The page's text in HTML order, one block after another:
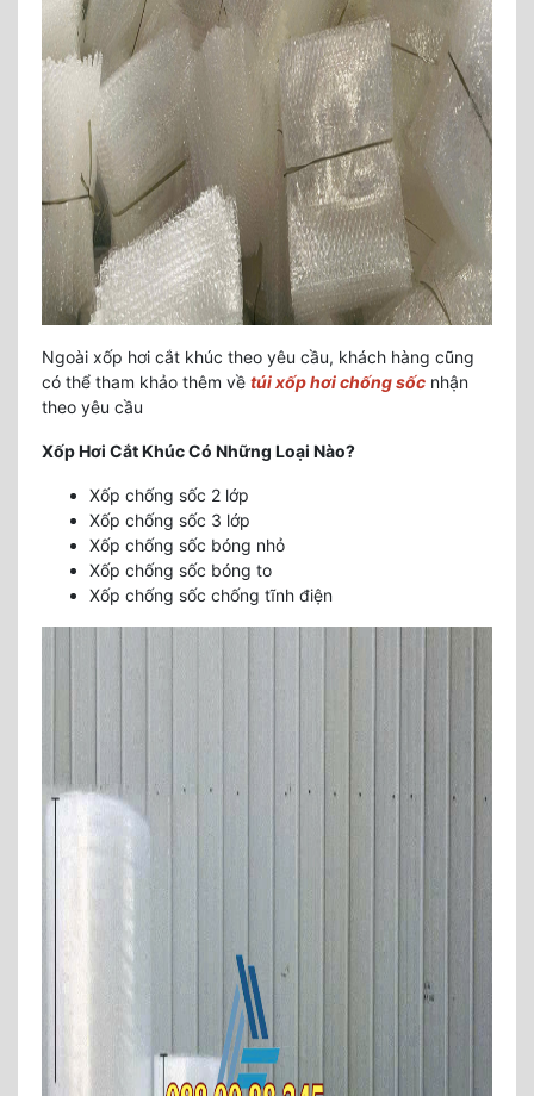
Ngoài xốp hơi cắt khúc theo yêu cầu, khách hàng cũng
có thể tham khảo thêm về túi xốp hơi chống sốc nhận
theo yêu cầu
Xốp Hơi Cắt Khúc Có Những Loại Nào?
Xốp chống sốc 2 lớp
Xốp chống sốc 3 lớp
Xốp chống sốc bóng nhỏ
Xốp chống sốc bóng to
Xốp chống sốc chống tĩnh điện